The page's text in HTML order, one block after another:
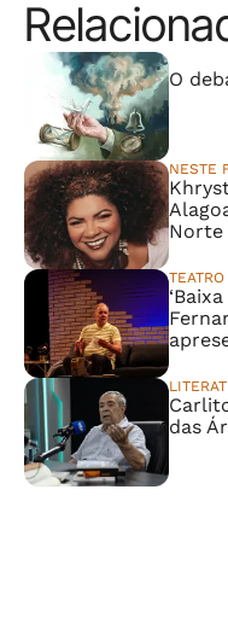
O
NESTE
Norte
TEATRO
das